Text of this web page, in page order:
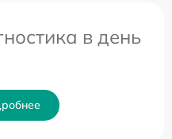
в день